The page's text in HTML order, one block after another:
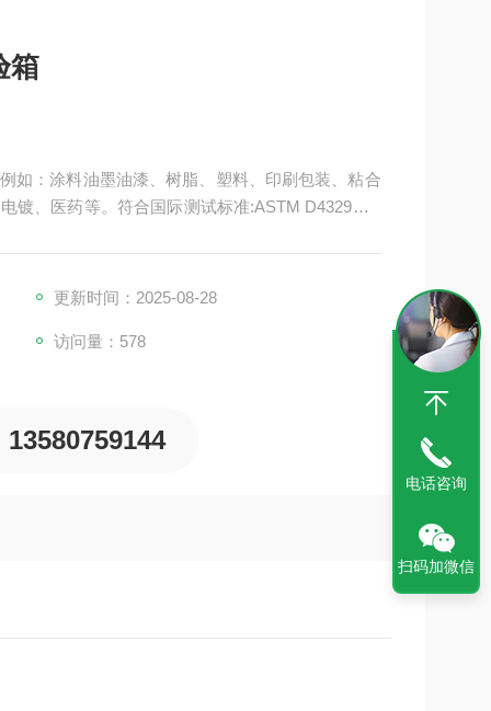
箱
如：涂料油墨油漆、树脂、塑料、印刷包装、粘合
镀、医药等。符合国际测试标准:ASTM D4329、D
更新时间：2025-08-28
访问量：578
13580759144
电话咨询
扫码加微信